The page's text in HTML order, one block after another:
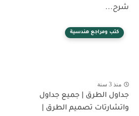
شرح...
كتب ومراجع هندسية
منذ 3 سنة
جداول الطرق | جميع جداول
واتشارتات تصميم الطرق |